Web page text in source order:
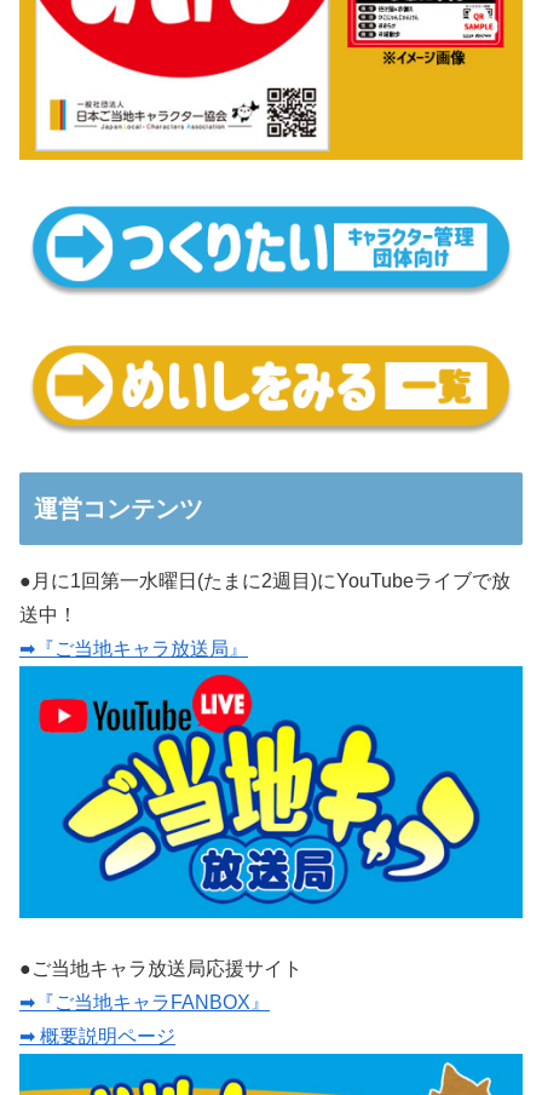
運営コンテンツ
●月に1回第一水曜日(たまに2週目)にYouTubeライブで放
送中！
➡『ご当地キャラ放送局』
●ご当地キャラ放送局応援サイト
➡『ご当地キャラFANBOX』
➡ 概要説明ページ